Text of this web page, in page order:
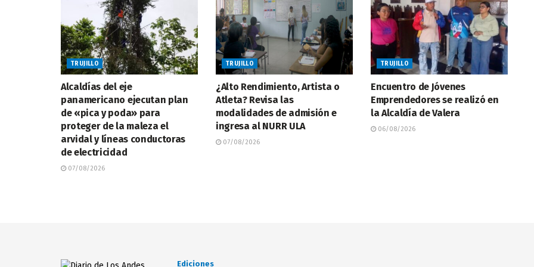
TRUJILLO
Alcaldías del eje
panamericano ejecutan plan
de «pica y poda» para
proteger de la maleza el
arvidal y líneas conductoras
de electricidad
07/08/2026
TRUJILLO
¿Alto Rendimiento, Artista o
Atleta? Revisa las
modalidades de admisión e
ingresa al NURR ULA
07/08/2026
TRUJILLO
Encuentro de Jóvenes
Emprendedores se realizó en
la Alcaldía de Valera
06/08/2026
Ediciones